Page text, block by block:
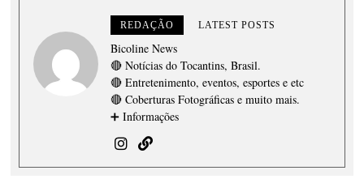
REDAÇÃO LATEST POSTS
Bicoline News
🔴 Notícias do Tocantins, Brasil.
🔴 Entretenimento, eventos, esportes e etc
🔴 Coberturas Fotográficas e muito mais.
➕ Informações